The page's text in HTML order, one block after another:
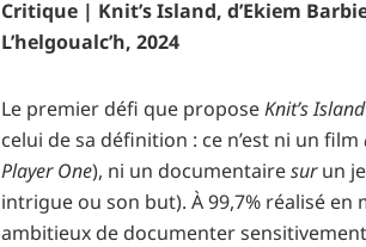
Critique | Knit’s Island, d’Ekiem
L’helgoualc’h, 2024
Le premier défi que proposeKnit’s Island
celui de sa définition : ce n’est ni un film
Player One), ni un documentairesurun
intrigue ou son but). À 99,7% réalisé en
ambitieux de documenter sensitivement